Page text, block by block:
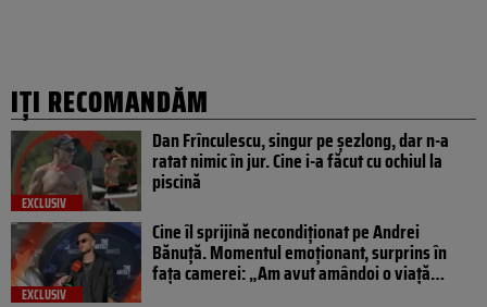
IȚI RECOMANDĂM
EXCLUSIV
Dan Frînculescu, singur pe șezlong, dar n-a
ratat nimic în jur. Cine i-a făcut cu ochiul la
piscină
EXCLUSIV
Cine îl sprijină necondiționat pe Andrei
Bănuță. Momentul emoționant, surprins în
fața camerei: „Am avut amândoi o viață…